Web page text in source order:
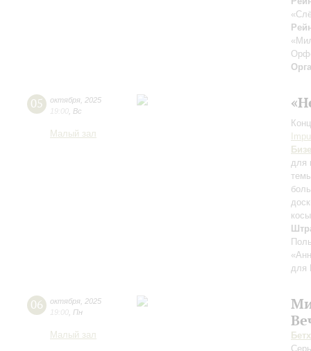
05 октября 2025
19:00 Вс
Малый зал
Бизе
для
для
06 октября 2025
19:00 Пн
Малый зал